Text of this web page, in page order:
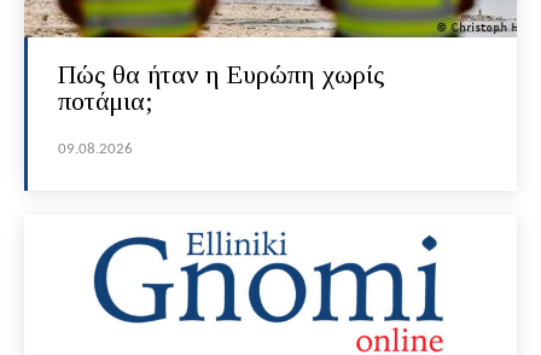
Πώς θα ήταν η Ευρώπη χωρίς
ποτάμια;
09.08.2026